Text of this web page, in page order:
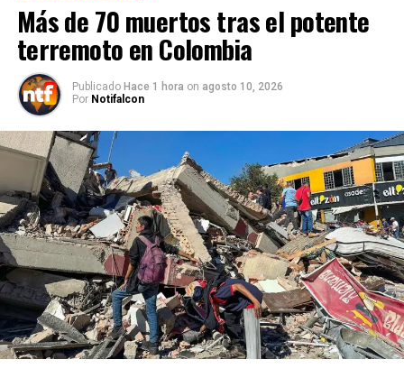
Más de 70 muertos tras el potente
terremoto en Colombia
Publicado Hace 1 hora on agosto 10, 2026
Por Notifalcon